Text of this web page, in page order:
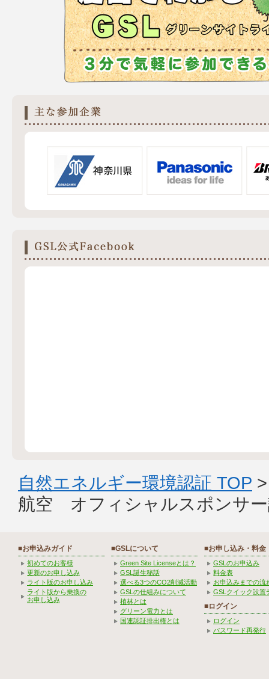
自然エネルギー環境認証 TOP
航空 オフィシャルスポンサ
■お申込みガイド
初めてのお客様
更新のお申し込み
ライト版のお申し込み
ライト版から乗換の
お申し込み
■GSLについて
Green Site Licenseとは？
GSL誕生秘話
選べる3つのCO2削減活動
GSLの仕組みについて
植林とは
グリーン電力とは
国連認証排出権とは
■お申し込み・料金
GSLのお申込み
料金表
お申込みまでの流
GSLクイック設置
■ログイン
ログイン
パスワード再発行